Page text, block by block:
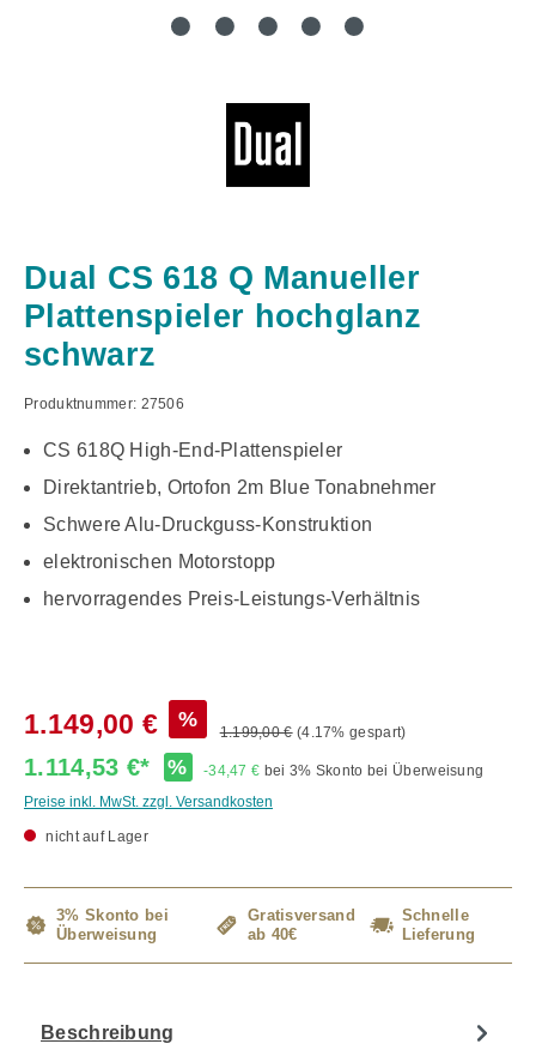
Dual CS 618 Q Manueller
Plattenspieler hochglanz
schwarz
Produktnummer: 27506
CS 618Q High-End-Plattenspieler
Direktantrieb, Ortofon 2m Blue Tonabnehmer
Schwere Alu-Druckguss-Konstruktion
elektronischen Motorstopp
hervorragendes Preis-Leistungs-Verhältnis
1.149,00 € %
1.199,00 € (4.17% gespart)
1.114,53 €* % -34,47 € bei 3% Skonto bei Überweisung
Preise inkl. MwSt. zzgl. Versandkosten
nicht auf Lager
3% Skonto bei
Überweisung
Gratisversand
ab 40€
Schnelle
Lieferung
Beschreibung